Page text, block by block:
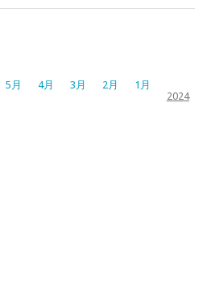
5月 4月 3月 2月
1月
2024